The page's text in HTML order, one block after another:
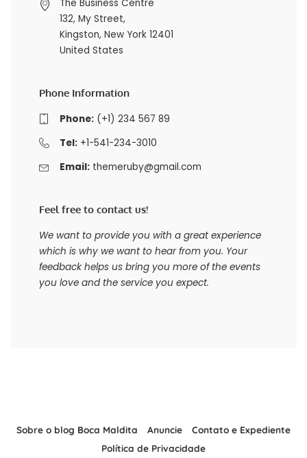
The Business Centre
132, My Street,
Kingston, New York 12401
United States
Phone Information
Phone:(+1) 234 567 89
Tel:+1-541-234-3010
Email: themeruby@gmail.com
Feel free to contact us!
We want to provide you with a great experience
which is why we want to hear from you. Your
feedback helps us bring you more of the events
you love and the service you expect.
Sobre o blog Boca Maldita Anuncie
Contato e Expediente
Política de Privacidade